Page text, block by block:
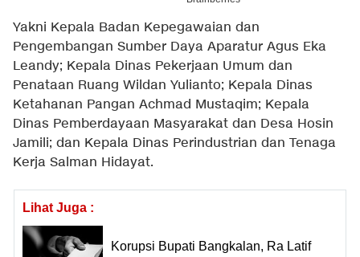
Yakni Kepala Badan Kepegawaian dan
Pengembangan Sumber Daya Aparatur Agus Eka
Leandy; Kepala Dinas Pekerjaan Umum dan
Penataan Ruang Wildan Yulianto; Kepala Dinas
Ketahanan Pangan Achmad Mustaqim; Kepala
Dinas Pemberdayaan Masyarakat dan Desa Hosin
Jamili; dan Kepala Dinas Perindustrian dan Tenaga
Kerja Salman Hidayat.
Lihat Juga :
Korupsi Bupati Bangkalan, Ra Latif